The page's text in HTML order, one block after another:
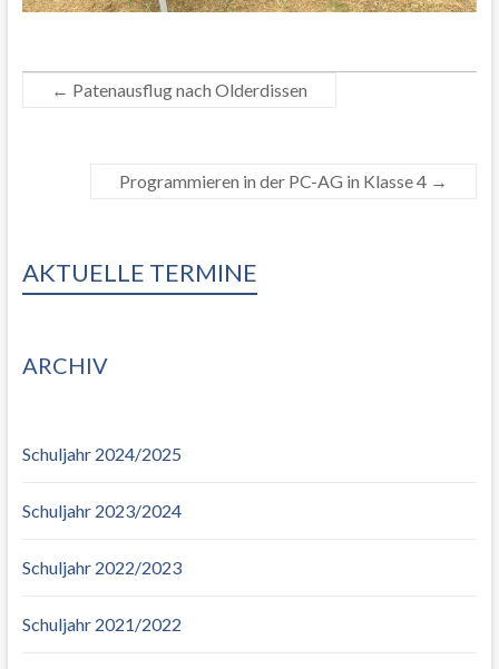
← Patenausflug nach Olderdissen
Programmieren in der PC-AG in Klasse 4 →
AKTUELLE TERMINE
ARCHIV
Schuljahr 2024/2025
Schuljahr 2023/2024
Schuljahr 2022/2023
Schuljahr 2021/2022